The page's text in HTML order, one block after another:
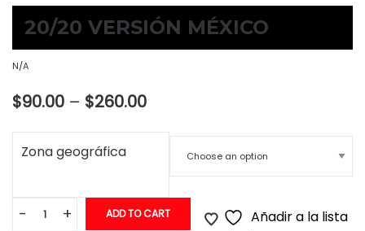
20/20 VERSIÓN MÉXICO
N/A
$90.00 – $260.00Price
$90.00
$260.00
Zona geográfica
- + ADD TO CART
Añadir a la lista